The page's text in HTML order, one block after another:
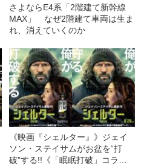
さよならE4系「2階建て新幹線
MAX」 なぜ2階建て車両は生ま
れ、消えていくのか
《映画『シェルター』》ジェイ
ソン・ステイサムがお盆を“打
破”する!!《「眠眠打破」コラ